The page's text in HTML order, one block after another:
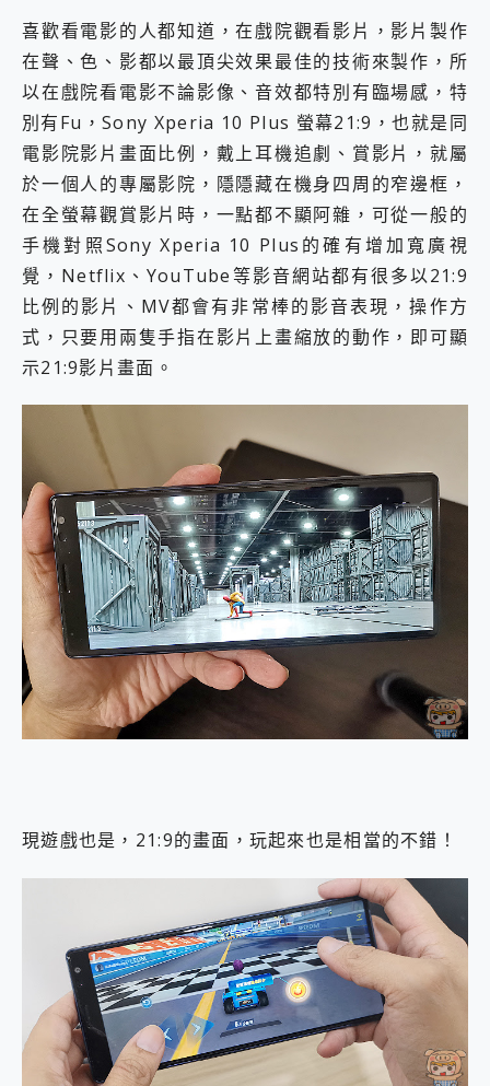
喜歡看電影的人都知道，在戲院觀看影片，影片製作
在聲、色、影都以最頂尖效果最佳的技術來製作，所
以在戲院看電影不論影像、音效都特別有臨場感，特
別有Fu，Sony Xperia 10 Plus 螢幕21:9，也就是同
電影院影片畫面比例，戴上耳機追劇、賞影片，就屬
於一個人的專屬影院，隱隱藏在機身四周的窄邊框，
在全螢幕觀賞影片時，一點都不顯阿雜，可從一般的
手機對照Sony Xperia 10 Plus的確有增加寬廣視
覺，Netflix、YouTube等影音網站都有很多以21:9
比例的影片、MV都會有非常棒的影音表現，操作方
式，只要用兩隻手指在影片上畫縮放的動作，即可顯
示21:9影片畫面。
現遊戲也是，21:9的畫面，玩起來也是相當的不錯！